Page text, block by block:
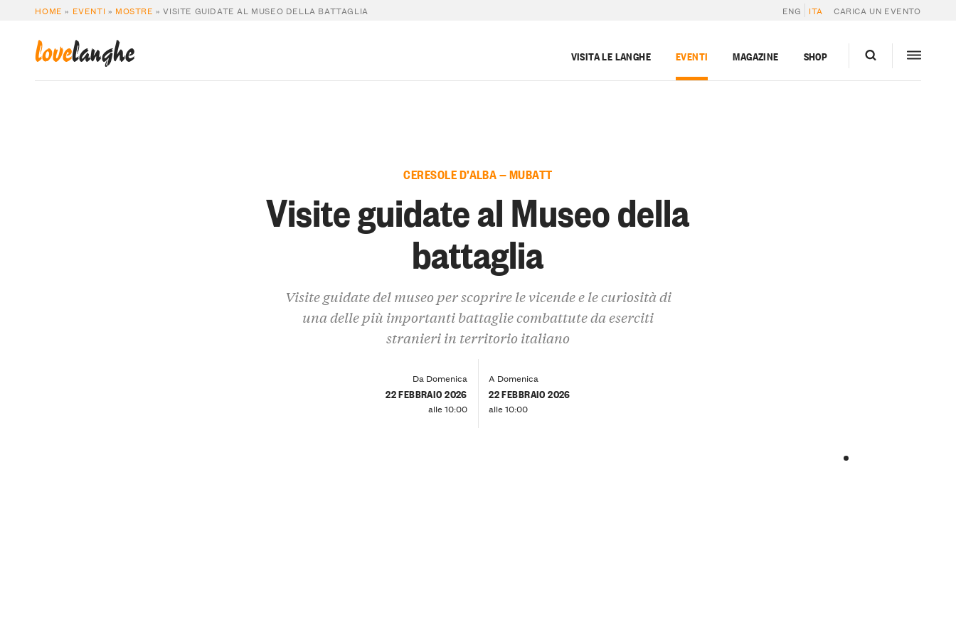
HOME » EVENTI » MOSTRE »VISITE GUIDATE AL MUSEO DELLA BATTAGLIA ENG ITA CARICA UN EVENTO
lovelanghe VISITA LE LANGHE EVENTI MAGAZINE SHOP
CERESOLE D’ALBA — MUBATT
Visite guidate al Museo della
battaglia
Visite guidate del museo per scoprire le vicende e le curiosità di
una delle più importanti battaglie combattute da eserciti
stranieri in territorio italiano
Da Domenica
22 FEBBRAIO 2026
alle 10:00
A Domenica
22 FEBBRAIO 2026
alle 10:00